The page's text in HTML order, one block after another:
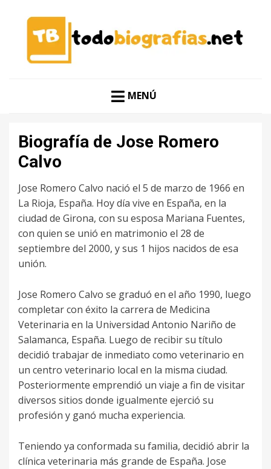
TODO BIOGRAFÍAS
MENÚ
Biografía de Jose Romero
Calvo
Jose Romero Calvo nació el 5 de marzo de 1966 en
La Rioja, España. Hoy día vive en España, en la
ciudad de Girona, con su esposa Mariana Fuentes,
con quien se unió en matrimonio el 28 de
septiembre del 2000, y sus 1 hijos nacidos de esa
unión.
Jose Romero Calvo se graduó en el año 1990, luego
completar con éxito la carrera de Medicina
Veterinaria en la Universidad Antonio Nariño de
Salamanca, España. Luego de recibir su título
decidió trabajar de inmediato como veterinario en
un centro veterinario local en la misma ciudad.
Posteriormente emprendió un viaje a fin de visitar
diversos sitios donde igualmente ejerció su
profesión y ganó mucha experiencia.
Teniendo ya conformada su familia, decidió abrir la
clínica veterinaria más grande de España. Jose